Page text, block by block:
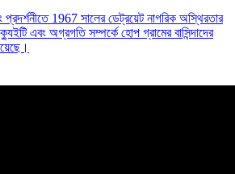
1967 সালের ডেট্রয়েট নাগরিক অস্থিরতার
এবং অগ্রগতি সম্পর্কে হোপ গ্রামের বাসিন্দাদের